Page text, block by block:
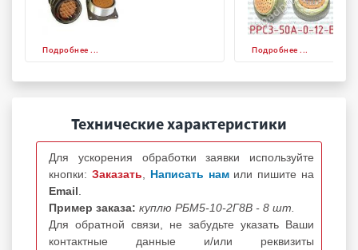
Подробнее ... Подробнее ...
Технические характеристики
Для ускорения обработки заявки используйте
кнопки: Заказать Написать нам или пишите на
Email
Пример заказа: куплю РБМ5-10-2Г8В - 8 шт.
Для обратной связи, не забудьте указать Ваши
контактные данные и/или реквизиты